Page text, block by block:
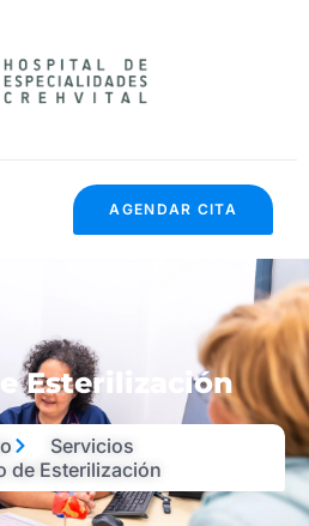
AGENDAR CITA
Esterilización
Servicios
de Esterilización